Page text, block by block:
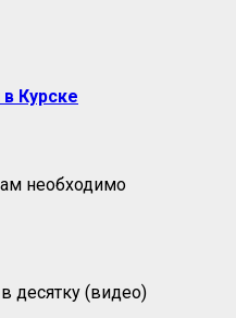
Курске
необходимо